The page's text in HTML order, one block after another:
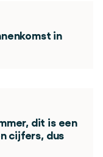
in
dit is een
cijfers, dus